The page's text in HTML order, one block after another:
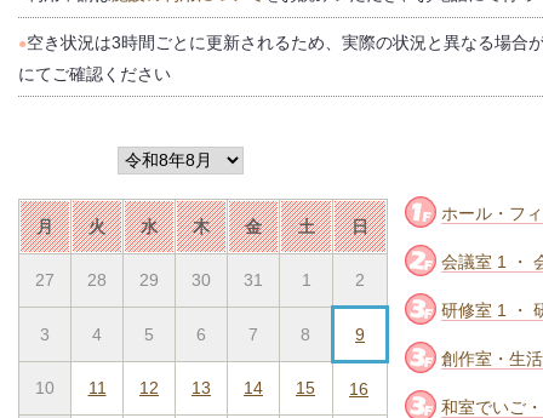
●空き状況は3時間ごとに更新されるため、実際の状況と異なる場合
にてご確認ください
月 火 水 木 金 土 日
27 28 29 30 31 1 2
3 4 5 6 7 8 9
10 11 12 13 14 15 16
ホール・フ
会議室 1 ・
研修室 1 ・
創作室・生
和室でいご